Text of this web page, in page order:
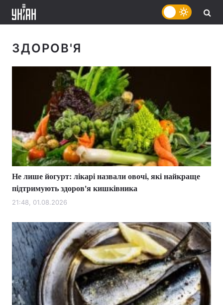
ЗДОРОВ'Я
Не лише йогурт: лікарі назвали овочі, які найкраще
підтримують здоров'я кишківника
21:48, 01.08.2026